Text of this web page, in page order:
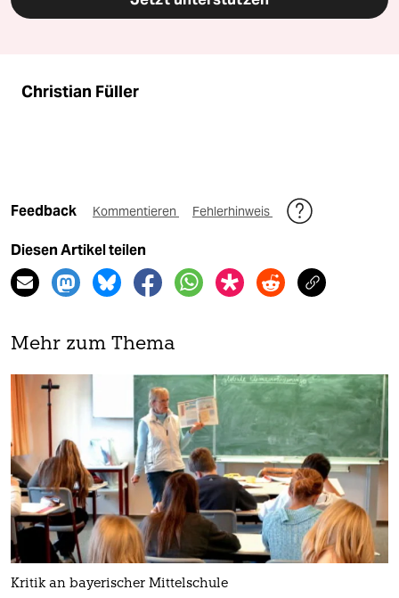
Christian Füller
Feedback Kommentieren Fehlerhinweis
Diesen Artikel teilen
Mehr zum Thema
Kritik an bayerischer Mittelschule